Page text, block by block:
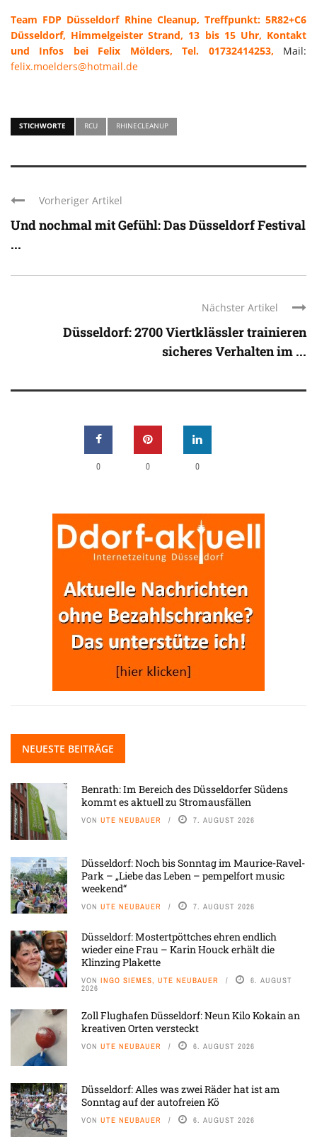
Team FDP Düsseldorf Rhine Cleanup, Treffpunkt: 5R82+C6
Düsseldorf, Himmelgeister Strand, 13 bis 15 Uhr, Kontakt
und Infos bei Felix Mölders, Tel. 01732414253, Mail:
felix.moelders@hotmail.de
STICHWORTE RCU RHINECLEANUP
Vorheriger Artikel
Und nochmal mit Gefühl: Das Düsseldorf Festival
...
Nächster Artikel
Düsseldorf: 2700 Viertklässler trainieren
sicheres Verhalten im ...
0 0 0
NEUESTE BEITRÄGE
Benrath: Im Bereich des Düsseldorfer Südens
kommt es aktuell zu Stromausfällen
VON UTE NEUBAUER 7. AUGUST 2026
Düsseldorf: Noch bis Sonntag im Maurice-Ravel-
Park – „Liebe das Leben – pempelfort music
weekend“
VON UTE NEUBAUER 7. AUGUST 2026
Düsseldorf: Mostertpöttches ehren endlich
wieder eine Frau – Karin Houck erhält die
Klinzing Plakette
VON INGO SIEMES, UTE NEUBAUER 6. AUGUST
2026
Zoll Flughafen Düsseldorf: Neun Kilo Kokain an
kreativen Orten versteckt
VON UTE NEUBAUER 6. AUGUST 2026
Düsseldorf: Alles was zwei Räder hat ist am
Sonntag auf der autofreien Kö
VON UTE NEUBAUER 6. AUGUST 2026